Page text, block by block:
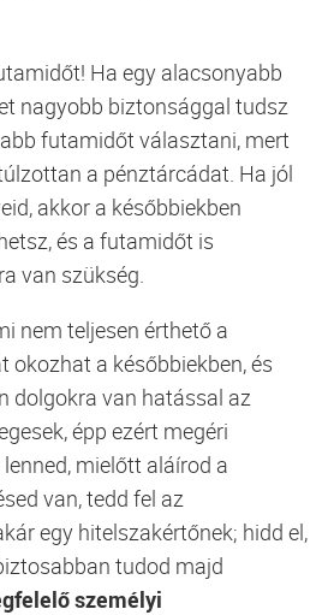
Ha egy alacsonyabb
nagyobb biztonsággal tudsz
futamidőt választani, mert
a pénztárcádat. Ha jól
akkor a későbbiekben
és a futamidőt is
van szükség.
nem teljesen érthető a
okozhat a későbbiekben, és
dolgokra van hatással az
épp ezért megéri
mielőtt aláírod a
van, tedd fel az
egy hitelszakértőnek; hidd el,
tudod majd
személyi